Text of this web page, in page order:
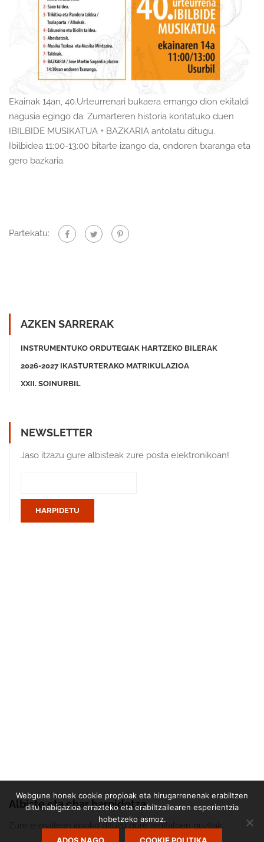
Ekainak 14an, 40.Urteurrenari bukaera emango dion ekitaldi
nagusia egingo da. Zumarteren historia kontatuko duen
IBILBIDE MUSIKATUA + BAZKARIA antolatu ditugu.
Ibilbidea 11:00-13:00 bitarte izango da, ondoren txaranga eta
gero bazkaria.
Partekatu:
AZKEN SARRERAK
INSTRUMENTUKO ORDUTEGIAK HARTZEKO BILERAK
2026-2027 IKASTURTERAKO MATRIKULAZIOA
XXII. SOINURBIL
NEWSLETTER
Jaso itzazu gure albisteak zure posta elektronikoan!
Albiste eta ohar harpidetza
Zure e-mailean jasoko dituzu gure argitalpen guztiak.
Webgune honek cookie propioak eta hirugarrenenak erabiltzen
ditu nabigazioa errazteko eta erabiltzailearen esperientzia
hobetzeko asmoz.